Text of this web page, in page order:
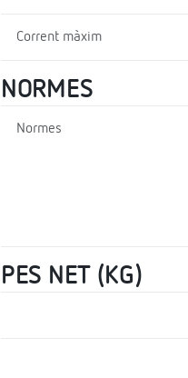
Corrent màxim
NORMES
Normes
PES NET (KG)